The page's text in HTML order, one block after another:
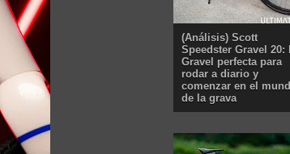
(Análisis) Scott
Speedster Gravel 20:
Gravel perfecta para
rodar a diario y
comenzar en el
de la grava